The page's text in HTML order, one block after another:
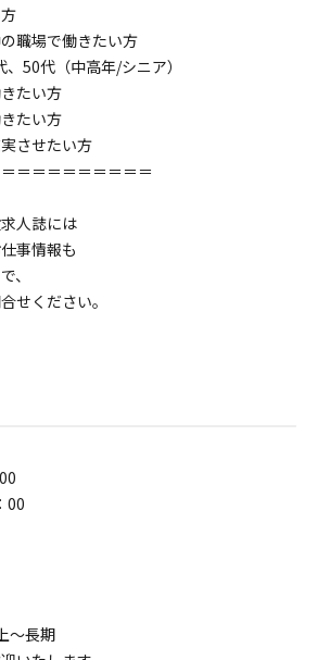
職場で働きたい方
50代（中高年/シニア）
たい方
たい方
させたい方
＝＝＝＝＝＝＝＝＝
人誌には
事情報も
、
せください。
00
～長期